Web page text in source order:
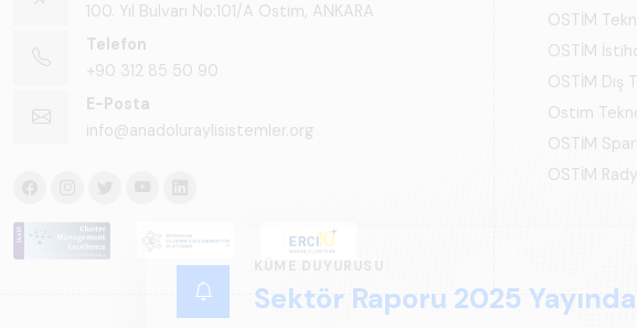
KÜME DUYURUSU
Sektör Raporu 2025 Yayında
100. Yıl Bulvarı No:101/A Ostim, ANKARA
Telefon
+90 312 85 50 90
E-Posta
info@anadoluraylisistemler.org
OSTİM
OSTİM
OSTİM Dış
Ostim
OSTİM
OSTİM